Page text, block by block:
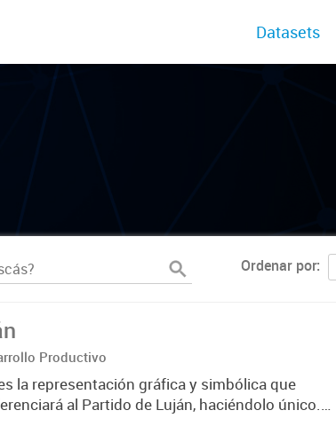
Datasets
Ordenar por
Productivo
la representación gráfica y simbólica que
al Partido de Luján, haciéndolo único.